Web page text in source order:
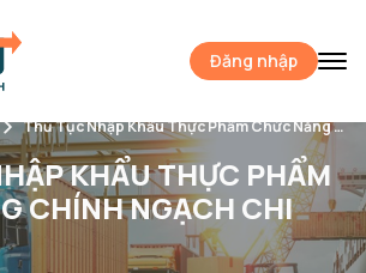
Đăng nhập
Thủ Tục Nhập Khẩu Thực Phẩm Chức Năng Chính Ngạch Chi Tiết
KHẨU THỰC PHẨM
CHÍNH NGẠCH CHI